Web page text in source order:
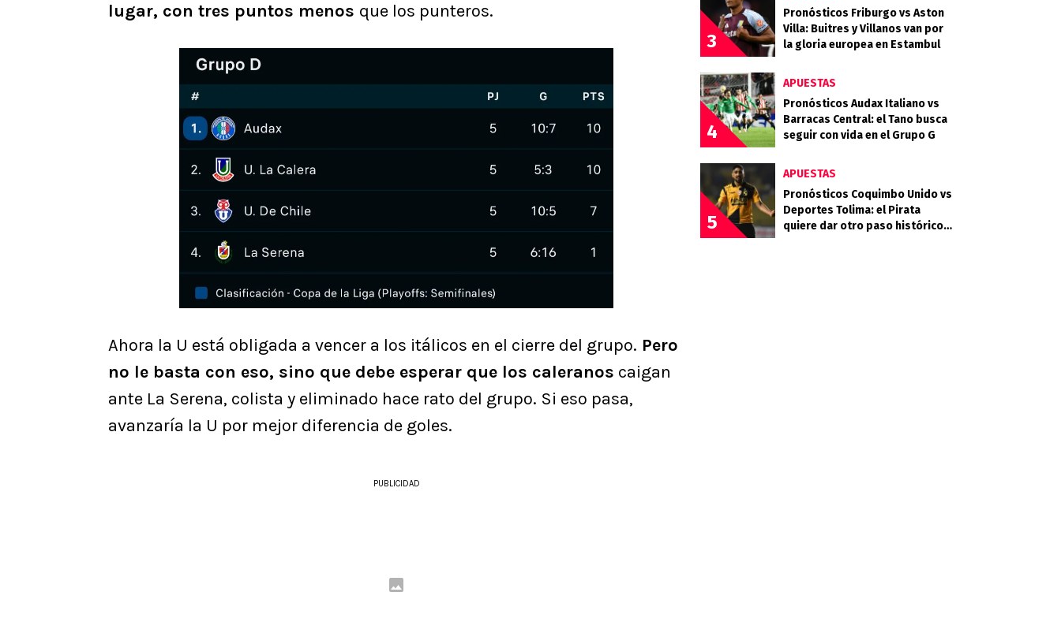
lugar, con tres puntos menos que los punteros.
Ahora la U está obligada a vencer a los itálicos en el cierre del grupo. Pero
no le basta con eso, sino que debe esperar que los caleranos caigan
ante La Serena, colista y eliminado hace rato del grupo. Si eso pasa,
avanzaría la U por mejor diferencia de goles.
PUBLICIDAD
3
Pronósticos Friburgo vs Aston
Villa: Buitres y Villanos van por
la gloria europea en Estambul
4
APUESTAS
Pronósticos Audax Italiano vs
Barracas Central: el Tano busca
seguir con vida en el Grupo G
5
APUESTAS
Pronósticos Coquimbo Unido vs
Deportes Tolima: el Pirata
quiere dar otro paso histórico